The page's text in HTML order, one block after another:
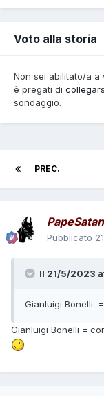
Voto alla storia
Non sei abilitato/a a
è pregati di
sondaggio.
PREC.
PapeSatan
Pubblicato
Il 21/5/2023
Gianluigi Bonelli
Gianluigi Bonelli =